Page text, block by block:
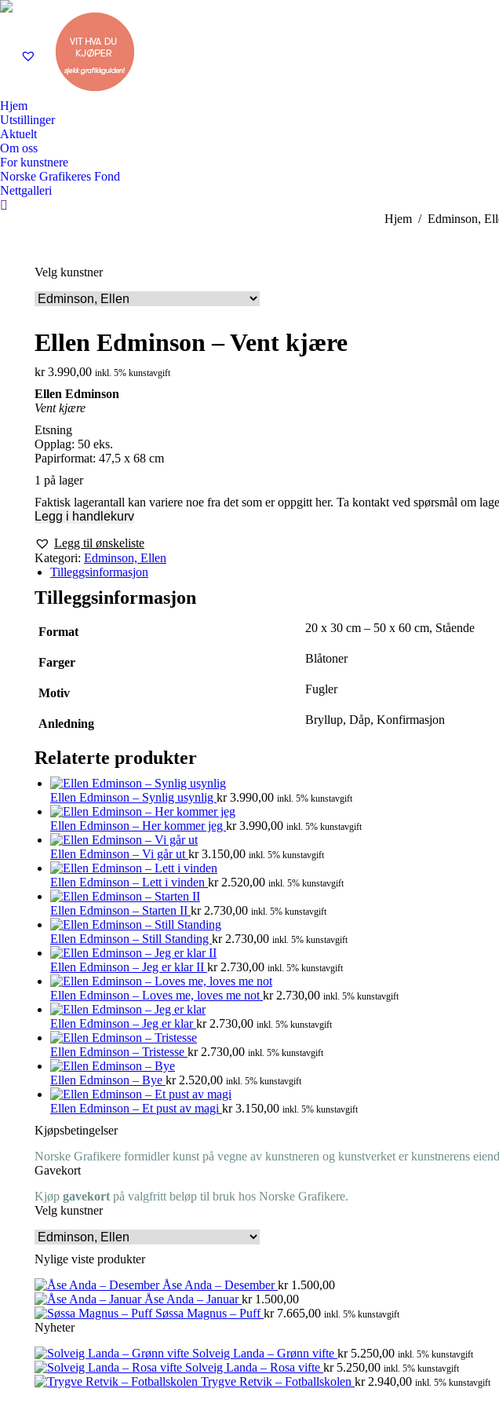
Hjem
Utstillinger
Aktuelt
Om oss
For kunstnere
Norske Grafikeres Fond
Nettgalleri
Search:
You are here:
Hjem Edminson,
Velg kunstner
Ellen Edminson – Vent kjære
kr3.990,00 inkl. 5% kunstavgift
Ellen Edminson
Vent kjære
Etsning
Opplag: 50 eks.
Papirformat: 47,5 x 68 cm
1 på lager
Faktisk lagerantall kan variere noe fra det som er oppgitt her. Ta kontakt ved spørsmål om
Legg i handlekurv
Legg til ønskeliste
Kategori: Edminson, Ellen
Tilleggsinformasjon
Tilleggsinformasjon
Format 20 x 30 cm – 50 x 60 cm, Stående
Farger Blåtoner
Motiv Fugler
Anledning Bryllup, Dåp, Konfirmasjon
Relaterte produkter
Ellen Edminson – Synlig usynlig kr3.990,00 inkl. 5% kunstavgift
Ellen Edminson – Her kommer jeg kr3.990,00 inkl. 5% kunstavgift
Ellen Edminson – Vi går ut kr3.150,00 inkl. 5% kunstavgift
Ellen Edminson – Lett i vinden kr2.520,00 inkl. 5% kunstavgift
Ellen Edminson – Starten II kr2.730,00 inkl. 5% kunstavgift
Ellen Edminson – Still Standing kr2.730,00 inkl. 5% kunstavgift
Ellen Edminson – Jeg er klar II kr2.730,00 inkl. 5% kunstavgift
Ellen Edminson – Loves me, loves me not kr2.730,00 inkl. 5% kunstavgift
Ellen Edminson – Jeg er klarkr2.730,00 inkl. 5% kunstavgift
Ellen Edminson – Tristesse kr2.730,00 inkl. 5% kunstavgift
Ellen Edminson – Bye kr2.520,00 inkl. 5% kunstavgift
Ellen Edminson – Et pust av magi kr3.150,00 inkl. 5% kunstavgift
Kjøpsbetingelser
Norske Grafikere formidler kunst på vegne av kunstneren og kunstverket er kunstnerens
Gavekort
Kjøp gavekort på valgfritt beløp til bruk hos Norske Grafikere.
Velg kunstner
Nylige viste produkter
Åse Anda – Desember kr1.500,00
Åse Anda – Januar kr1.500,00
Søssa Magnus – Puff kr7.665,00 inkl. 5% kunstavgift
Nyheter
Solveig Landa – Grønn vifte kr5.250,00 inkl. 5% kunstavgift
Solveig Landa – Rosa vifte kr5.250,00 inkl. 5% kunstavgift
Trygve Retvik – Fotballskolen kr2.940,00 inkl. 5% kunstavgift